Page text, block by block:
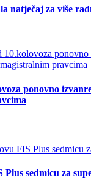
natječaj za više
ponovno
sedmicu za